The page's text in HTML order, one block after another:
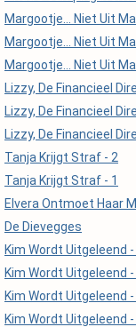
Margootje... Niet Uit
Margootje... Niet Uit
Margootje... Niet Uit
Lizzy, De Financieel
Lizzy, De Financieel
Tanja Krijgt Straf - 2
Tanja Krijgt Straf - 1
Elvera Ontmoet Haar
De Dievegges
Kim Wordt Uitgeleend
Kim Wordt Uitgeleend
Kim Wordt Uitgeleend
Kim Wordt Uitgeleend